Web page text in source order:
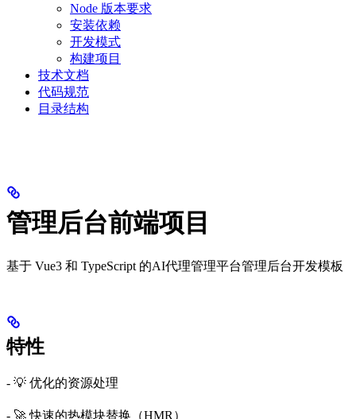
Node 版本要求
安装依赖
开发模式
构建项目
技术文档
代码规范
目录结构
管理后台前端项目
基于 Vue3 和 TypeScript 的AI代理管理平台管理后台开发模板
特性
- 💡 优化的资源处理
- 🚀 快速的热模块替换（HMR）